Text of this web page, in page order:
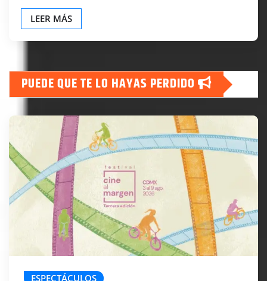
LEER MÁS
PUEDE QUE TE LO HAYAS PERDIDO
ESPECTÁCULOS